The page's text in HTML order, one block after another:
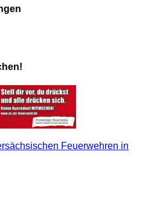
Feuerwehren in